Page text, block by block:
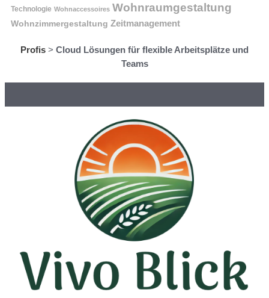
Technologie Wohnaccessoires Wohnraumgestaltung
Wohnzimmergestaltung Zeitmanagement
Profis > Cloud Lösungen für flexible Arbeitsplätze und
Teams